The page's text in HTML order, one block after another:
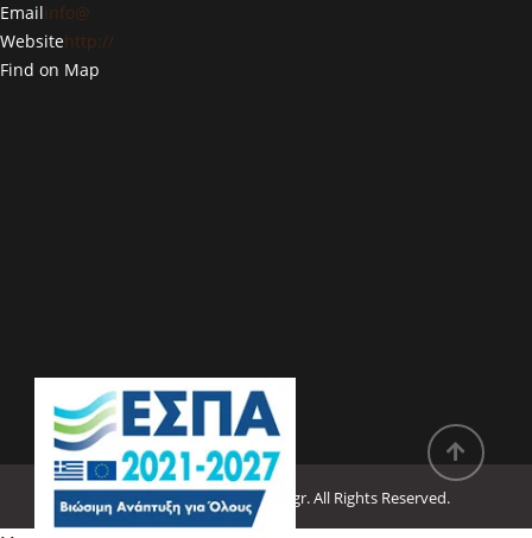
Emailinfo@
Websitehttp://
Find on Map
Copyright © 2022Deargreece.gr. All Rights Reserved.